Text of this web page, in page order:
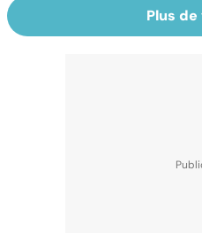
Plus